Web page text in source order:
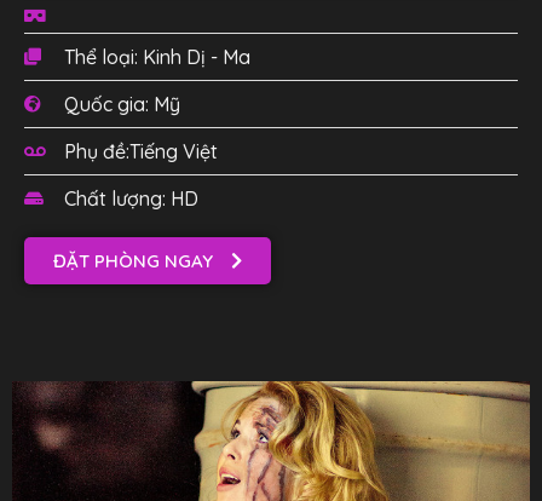
Thể loại: Kinh Dị - Ma
Quốc gia: Mỹ
Phụ đề:Tiếng Việt
Chất lượng: HD
ĐẶT PHÒNG NGAY